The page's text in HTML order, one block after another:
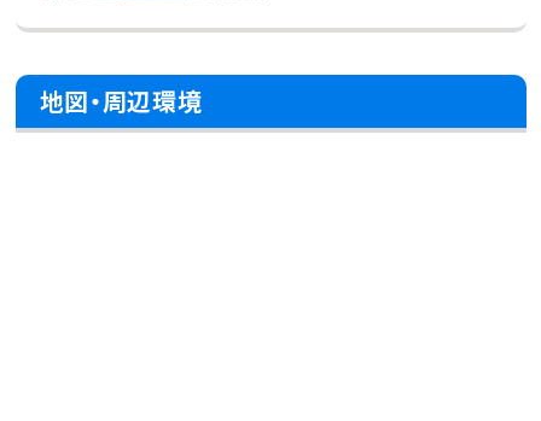
地図・周辺環境